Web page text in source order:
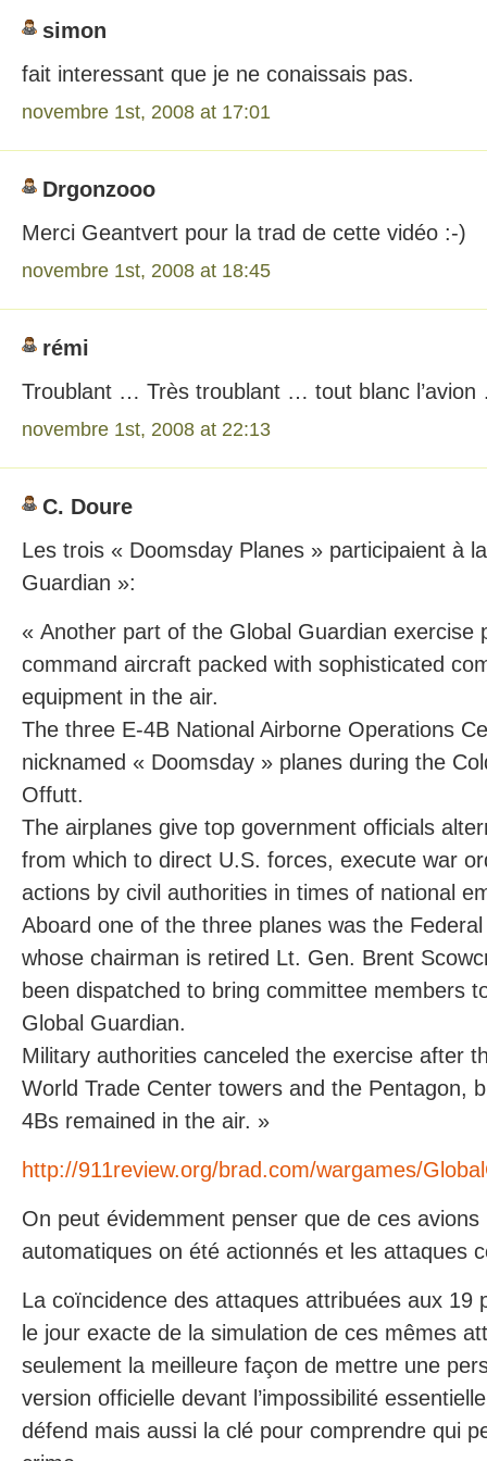
simon
fait interessant que je ne conaissais pas.
novembre 1st, 2008 at 17:01
Drgonzooo
Merci Geantvert pour la trad de cette vidéo :-)
novembre 1st, 2008 at 18:45
rémi
Troublant … Très troublant … tout blanc
novembre 1st, 2008 at 22:13
C. Doure
Les trois « Doomsday Planes » participaient à
Guardian »:
« Another part of the Global Guardian exercise
command aircraft packed with sophisticated
equipment in the air.
The three E-4B National Airborne Operations
nicknamed « Doomsday » planes during the
Offutt.
The airplanes give top government officials
from which to direct U.S. forces, execute war
actions by civil authorities in times of national
Aboard one of the three planes was the
whose chairman is retired Lt. Gen. Brent
been dispatched to bring committee members
Global Guardian.
Military authorities canceled the exercise after
World Trade Center towers and the Pentagon,
4Bs remained in the air. »
http://911review.org/brad.com/wargames/
On peut évidemment penser que de ces avions
automatiques on été actionnés et les attaques
La coïncidence des attaques attribuées aux 19
le jour exacte de la simulation de ces mêmes
seulement la meilleure façon de mettre une
version officielle devant l’impossibilité
défend mais aussi la clé pour comprendre qui